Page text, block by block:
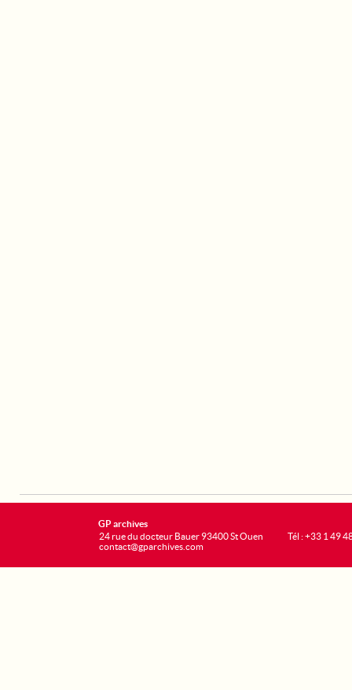
GP archives
24 rue du docteur Bauer 93400 St Ouen
contact@gparchives.com
Tél : +33 1 49